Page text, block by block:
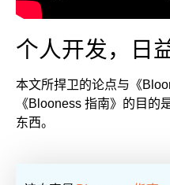
个人开发，日
本文所捍卫的论点与《
《Blooness 指南》的目的
东西。